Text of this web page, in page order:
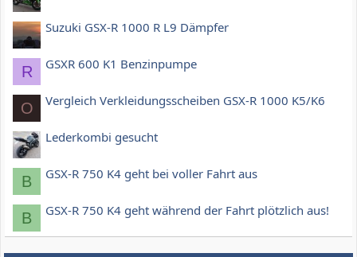
Suzuki GSX-R 1000 R L9 Dämpfer
R GSXR 600 K1 Benzinpumpe
O Vergleich Verkleidungsscheiben GSX-R 1000 K5/K6
Lederkombi gesucht
B GSX-R 750 K4 geht bei voller Fahrt aus
B GSX-R 750 K4 geht während der Fahrt plötzlich aus!